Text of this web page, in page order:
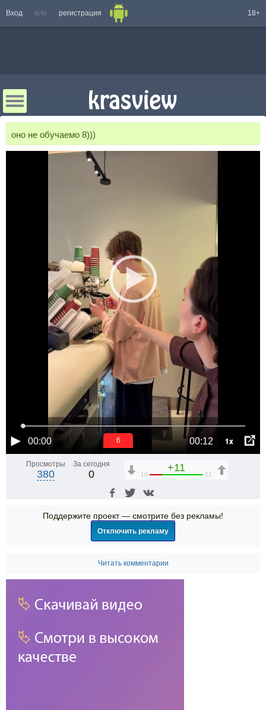
Вход или регистрация 18+
оно не обучаемо 8)))
00:00 00:12 1x
6
Просмотры
380
За сегодня
0
+11
10 21
Поддержите проект — смотрите без рекламы!
Отключить рекламу
Читать комментарии